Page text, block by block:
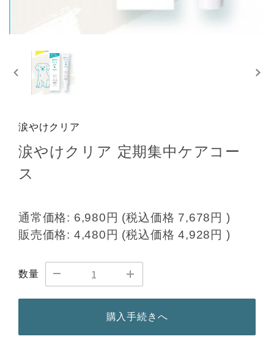
涙やけクリア
涙やけクリア 定期集中ケアコー
ス
通常価格: 6,980円 (税込価格 7,678円 )
販売価格: 4,480円 (税込価格4,928円 )
数量
購入手続きへ